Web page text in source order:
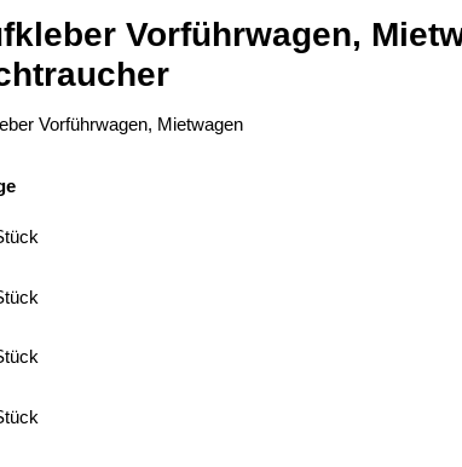
Vorführwagen,
Vorführwagen, Mietwagen